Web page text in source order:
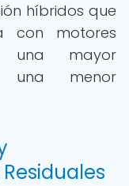
híbridos que
con motores
una mayor
una menor